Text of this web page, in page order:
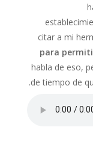
citar a mi
para
habla de eso,
de tiempo de